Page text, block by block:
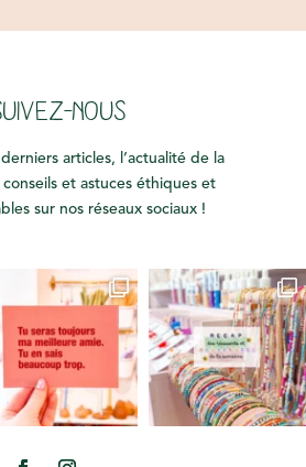
NOUS
articles, l’actualité de la
et astuces éthiques et
sur nos réseaux sociaux !